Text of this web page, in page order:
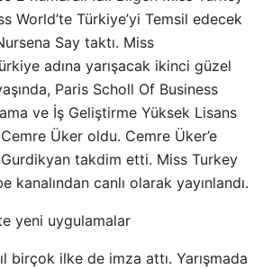
World’te Türkiye’yi Temsil edecek
Say taktı. Miss
adına yarışacak ikinci güzel
Paris Scholl Of Business
ve İş Geliştirme Yüksek Lisans
Üker oldu. Cemre Üker’e
Gurdikyan takdim etti. Miss Turkey
kanalından canlı olarak yayınlandı.
yeni uygulamalar
birçok ilke de imza attı. Yarışmada